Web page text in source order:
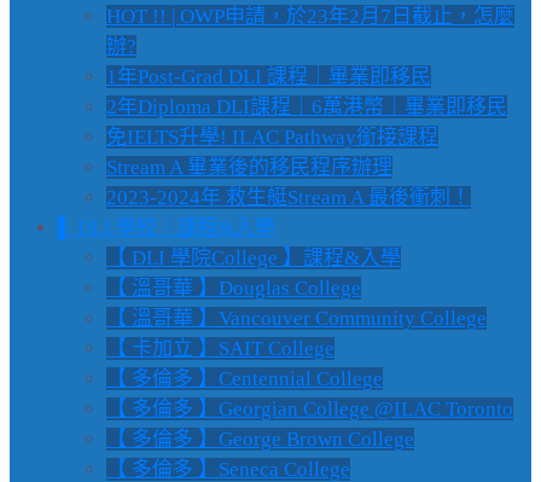
HOT !! | OWP申請，於23年2月7日截止，怎麼
辦?
1年Post-Grad DLI 課程｜畢業即移民
2年Diploma DLI課程｜6萬港幣｜畢業即移民
免IELTS升學! ILAC Pathway銜接課程
Stream A 畢業後的移民程序辦理
2023-2024年 救生艇Stream A 最後衝刺！
▌ DLI 學校｜課程&入學
【 DLI 學院College 】課程&入學
【 溫哥華 】Douglas College
【 溫哥華 】Vancouver Community College
【 卡加立 】SAIT College
【 多倫多 】Centennial College
【 多倫多 】Georgian College @ILAC Toronto
【 多倫多 】George Brown College
【 多倫多 】Seneca College